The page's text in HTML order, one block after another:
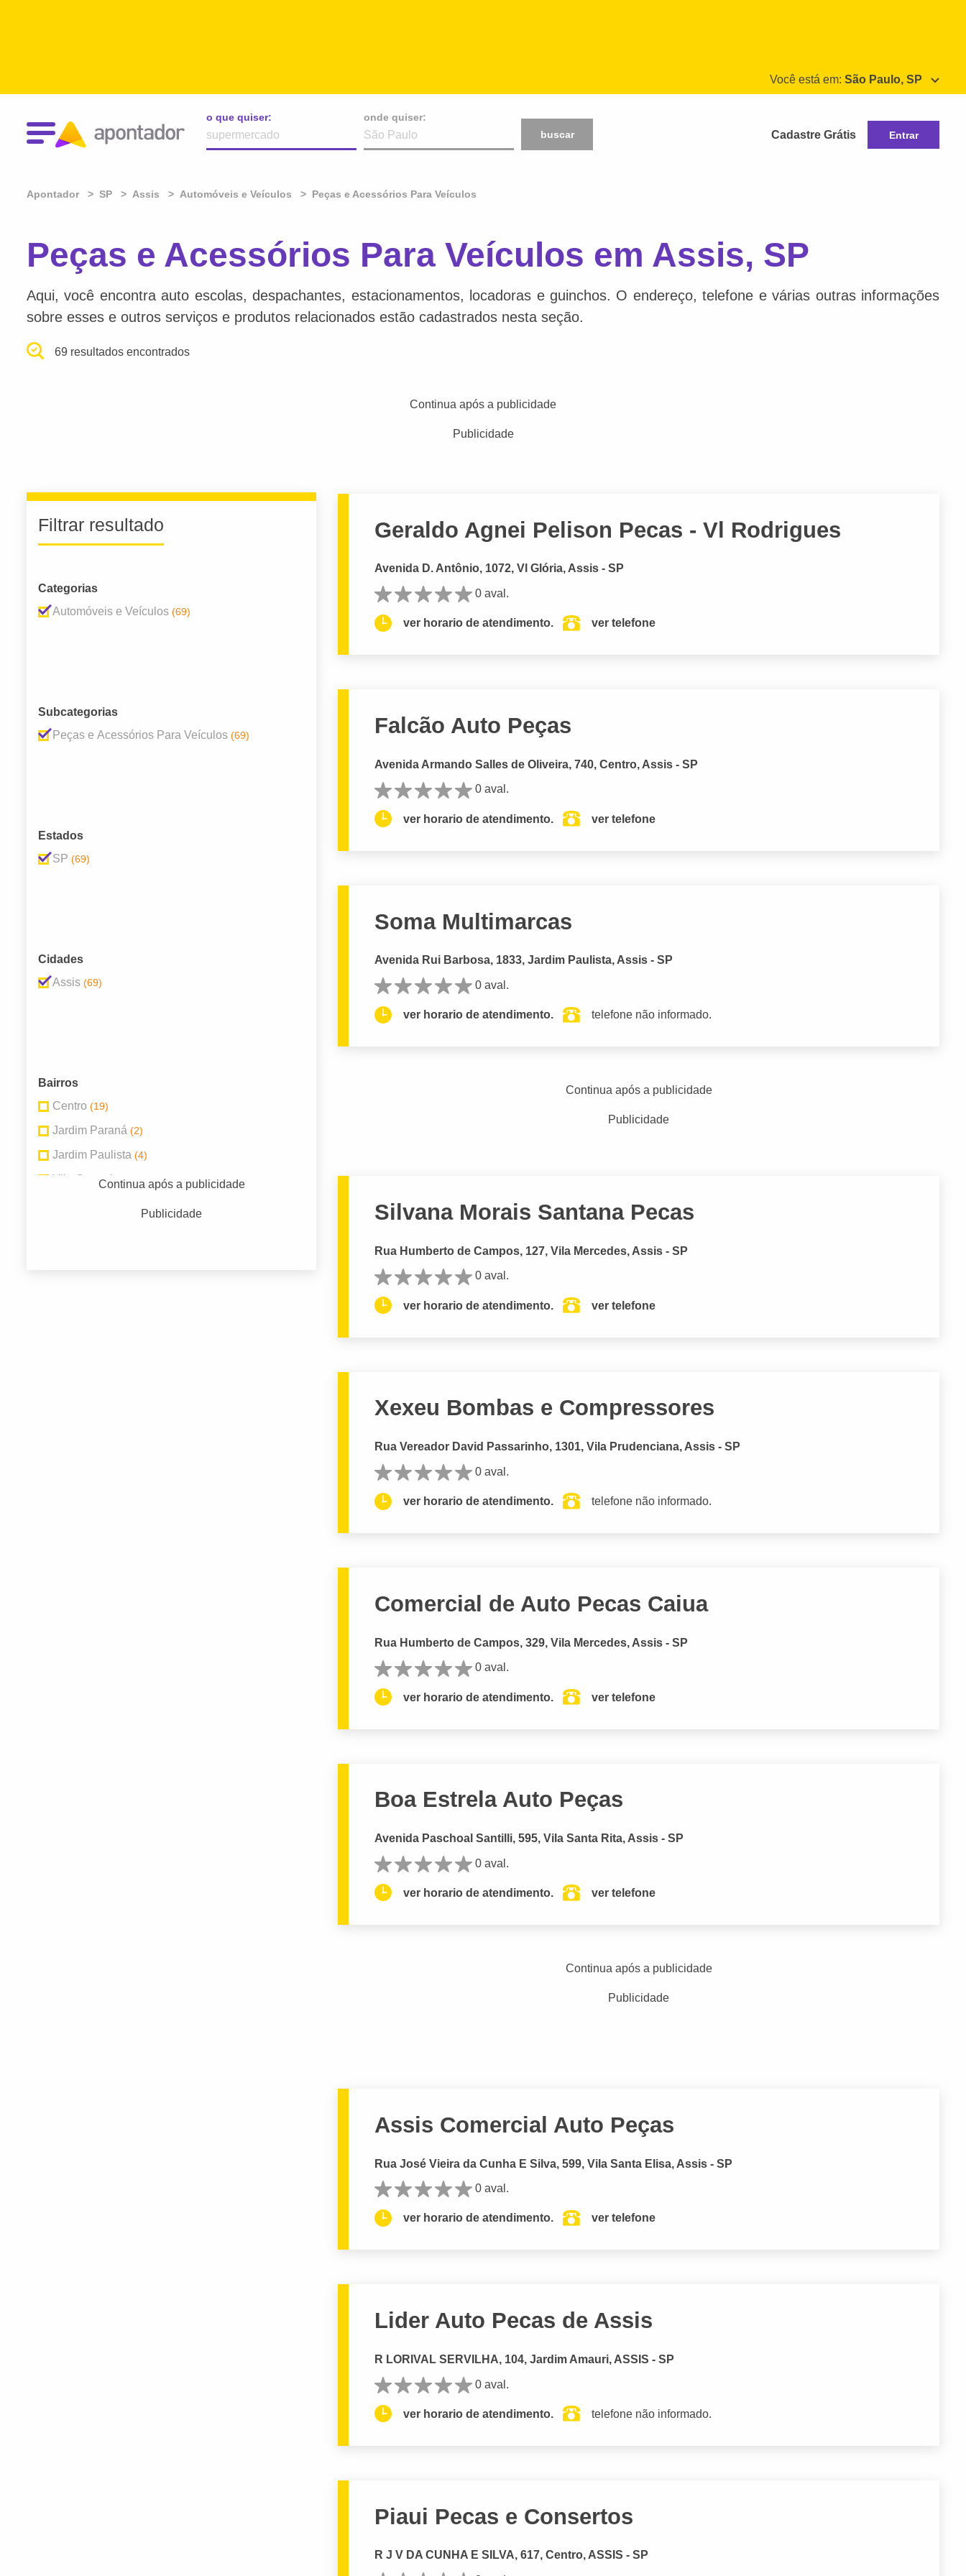
Você está em: São Paulo, SP
o que quiser:
onde quiser:
buscar
Cadastre Grátis Entrar
Apontador SP Assis Automóveis e Veículos Peças e Acessórios Para Veículos
Peças e Acessórios Para Veículos em Assis, SP
Aqui, você encontra auto escolas, despachantes, estacionamentos, locadoras e guinchos. O endereço, telefone e várias outras informações
sobre esses e outros serviços e produtos relacionados estão cadastrados nesta seção.
69 resultados encontrados
Continua após a publicidade
Publicidade
Filtrar resultado
Categorias
Automóveis e Veículos (69)
Subcategorias
Peças e Acessórios Para Veículos (69)
Estados
SP (69)
Cidades
Assis (69)
Bairros
Centro (19)
Jardim Paraná (2)
Jardim Paulista (4)
Vila Central(2)
Continua após a publicidade
Publicidade
Geraldo Agnei Pelison Pecas - Vl Rodrigues
Avenida D. Antônio, 1072, Vl Glória, Assis - SP
0 aval.
ver horario de atendimento. ver telefone
Falcão Auto Peças
Avenida Armando Salles de Oliveira, 740, Centro, Assis - SP
0 aval.
ver horario de atendimento. ver telefone
Soma Multimarcas
Avenida Rui Barbosa, 1833, Jardim Paulista, Assis - SP
0 aval.
ver horario de atendimento. telefone não informado.
Continua após a publicidade
Publicidade
Silvana Morais Santana Pecas
Rua Humberto de Campos, 127, Vila Mercedes, Assis - SP
0 aval.
ver horario de atendimento. ver telefone
Xexeu Bombas e Compressores
Rua Vereador David Passarinho, 1301, Vila Prudenciana, Assis - SP
0 aval.
ver horario de atendimento. telefone não informado.
Comercial de Auto Pecas Caiua
Rua Humberto de Campos, 329, Vila Mercedes, Assis - SP
0 aval.
ver horario de atendimento. ver telefone
Boa Estrela Auto Peças
Avenida Paschoal Santilli, 595, Vila Santa Rita, Assis - SP
0 aval.
ver horario de atendimento. ver telefone
Continua após a publicidade
Publicidade
Assis Comercial Auto Peças
Rua José Vieira da Cunha E Silva, 599, Vila Santa Elisa, Assis - SP
0 aval.
ver horario de atendimento. ver telefone
Lider Auto Pecas de Assis
R LORIVAL SERVILHA, 104, Jardim Amauri, ASSIS - SP
0 aval.
ver horario de atendimento. telefone não informado.
Piaui Pecas e Consertos
R J V DA CUNHA E SILVA, 617, Centro, ASSIS - SP